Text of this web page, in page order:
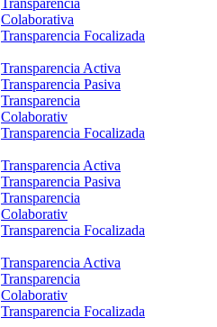
Transparencia
Colaborativa
Transparencia Focalizada
Transparencia Activa
Transparencia Pasiva
Transparencia
Colaborativ
Transparencia Focalizada
Transparencia Activa
Transparencia Pasiva
Transparencia
Colaborativ
Transparencia Focalizada
Transparencia Activa
Transparencia
Colaborativ
Transparencia Focalizada